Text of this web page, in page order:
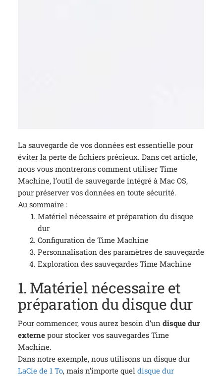
La sauvegarde de vos données est essentielle pour
éviter la perte de fichiers précieux. Dans cet article,
nous vous montrerons comment utiliser Time
Machine, l’outil de sauvegarde intégré à Mac OS,
pour préserver vos données en toute sécurité.
Au sommaire :
Matériel nécessaire et préparation du disque
dur
Configuration de Time Machine
Personnalisation des paramètres de sauvegarde
Exploration des sauvegardes Time Machine
1. Matériel nécessaire et
préparation du disque dur
Pour commencer, vous aurez besoin d’un disque dur
externepour stocker vos sauvegardes Time
Machine.
Dans notre exemple, nous utilisons un disque dur
LaCie de 1 To, mais n’importe quel disque dur